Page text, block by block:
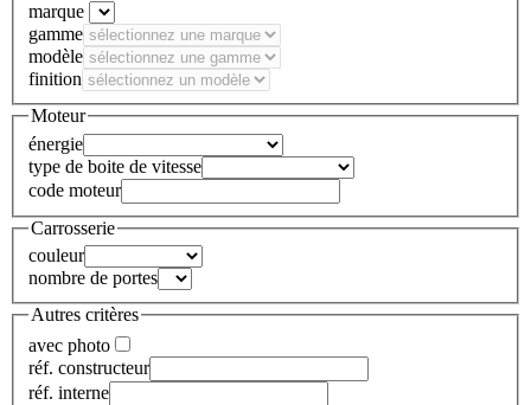
marque
gamme
modèle
finition
Moteur
énergie
type de boite de vitesse
code moteur
Carrosserie
couleur
nombre de portes
Autres critères
avec photo
réf. constructeur
réf. interne